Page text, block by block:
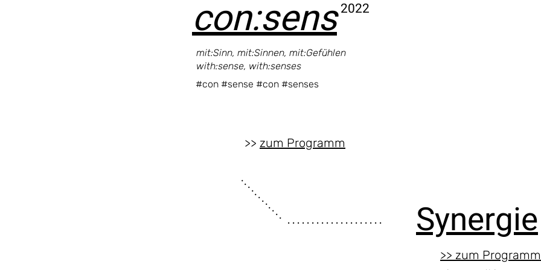
con:sens 2022
>> zum Programm
#con #sense #con #senses
mit:Sinn, mit:Sinnen, mit:Gefühlen
with:sense, with:senses
. . . . . . . . . . . . . . . . . . . .
. . . . . . . . . . . . Synergie
>> zum Programm